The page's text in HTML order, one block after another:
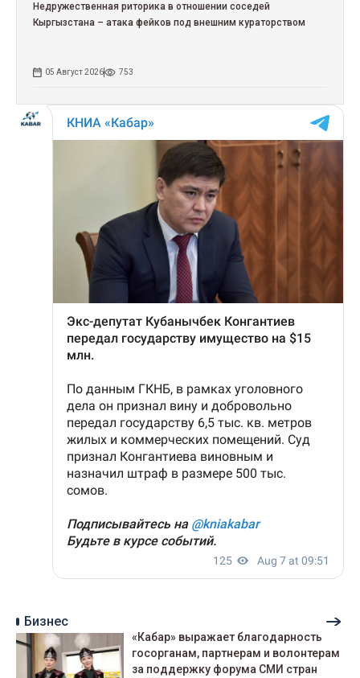
Недружественная риторика в отношении соседей
Кыргызстана – атака фейков под внешним кураторством
05 Август 2026 753
Бизнес
«Кабар» выражает благодарность
госорганам, партнерам и волонтерам
за поддержку форума СМИ стран